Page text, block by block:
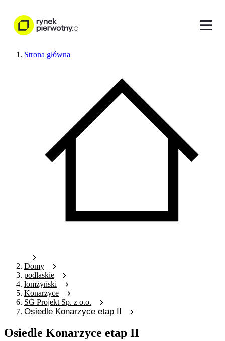
Strona główna
Domy
podlaskie
łomżyński
Konarzyce
SG Projekt Sp. z o.o.
Osiedle Konarzyce etap II
Osiedle Konarzyce etap II